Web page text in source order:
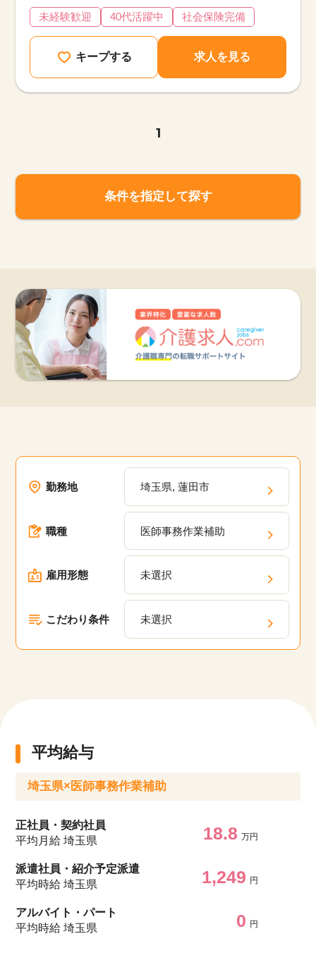
未経験歓迎 40代活躍中 社会保険完備
キープする 求人を見る
1
条件を指定して探す
勤務地 埼玉県, 蓮田市
職種 医師事務作業補助
雇用形態 未選択
こだわり条件 未選択
平均給与
埼玉県×医師事務作業補助
正社員・契約社員
平均月給 埼玉県
18.8 万円
派遣社員・紹介予定派遣
平均時給 埼玉県
1,249 円
アルバイト・パート
平均時給 埼玉県
0 円